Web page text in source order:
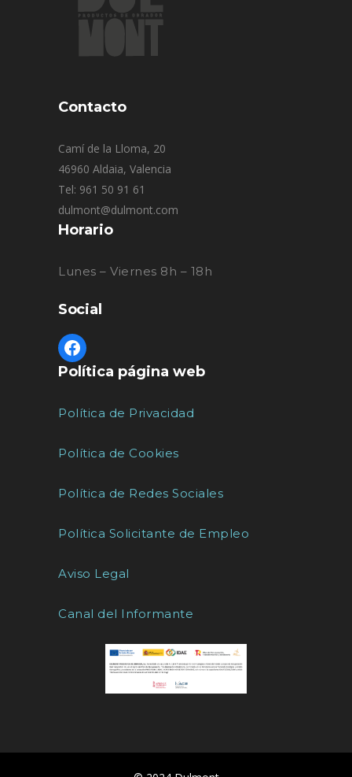
Contacto
Camí de la Lloma, 20
46960 Aldaia, Valencia
Tel: 961 50 91 61
dulmont@dulmont.com
Horario
Lunes – Viernes 8h – 18h
Social
Política página web
Política de Privacidad
Política de Cookies
Política de Redes Sociales
Política Solicitante de Empleo
Aviso Legal
Canal del Informante